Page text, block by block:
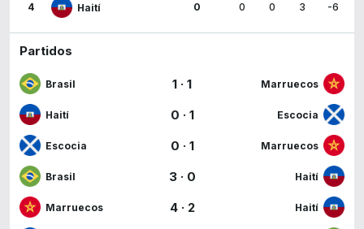
4 Haití 0 0 0 3 -6
Partidos
Brasil 1 · 1 Marruecos
Haití 0 · 1 Escocia
Escocia 0 · 1 Marruecos
Brasil 3 · 0 Haití
Marruecos 4 · 2 Haití